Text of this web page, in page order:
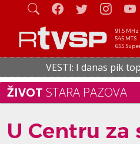
91.5 MHz
545 MTS
655
VESTI: I danas pik
ŽIVOT STARA PAZOVA
U Centru za